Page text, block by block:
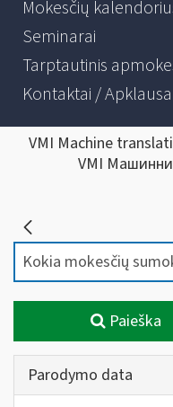
Mokesčių
Seminarai
Tarptautinis
Kontaktai / Apklausa
VMI Machine
VMI
Paieška
Parodymo data